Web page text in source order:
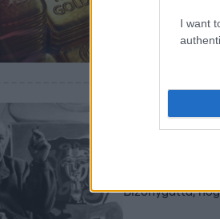
I want
Náci
alatt elkövetett
Ibizára
Bizonygatta,